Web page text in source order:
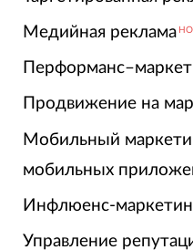
Медийная реклама
Продвижение на
Мобильный
мобильных
Инфлюенс-
Управление